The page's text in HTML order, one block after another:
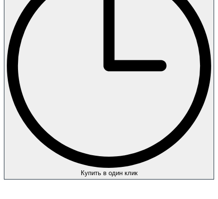
Купить в один клик